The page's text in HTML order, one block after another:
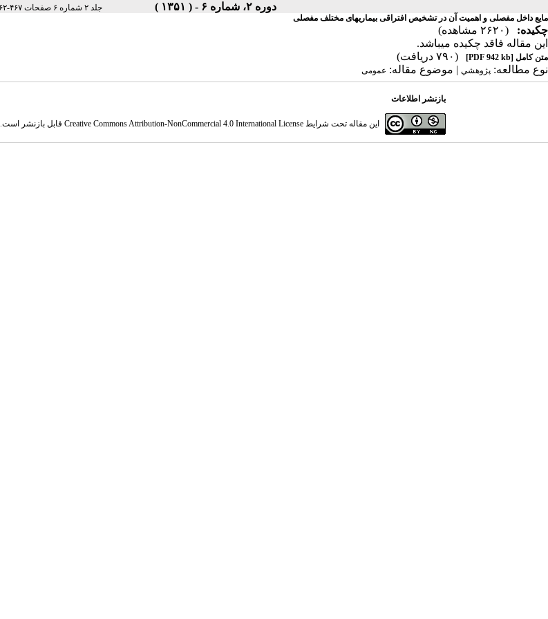
دوره ۲، شماره ۶ - ( ۱۳۵۱ ) جلد ۲ شماره ۶ صفحات ۴۶۷-۴۶۲
مایع داخل مفصلی و اهمیت آن در تشخیص افتراقی بیماریهای مختلف مفصلی
چکیده:
(۲۶۲۰ مشاهده)
این مقاله فاقد چکیده می​باشد.
متن کامل [PDF 942 kb]
(۷۹۰ دریافت)
نوع مطالعه: پژوهشي | موضوع مقاله: عمومى
بازنشر اطلاعات
این مقاله تحت شرایط Creative Commons Attribution-NonCommercial 4.0 International Licenseقابل بازنشر است.